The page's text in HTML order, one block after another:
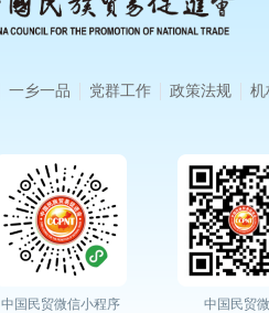
一乡一品 党群工作 政策法规 机
中国民贸微信小程序 中国民贸